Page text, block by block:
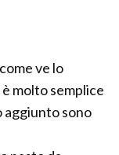
ve lo
molto semplice
aggiunto sono